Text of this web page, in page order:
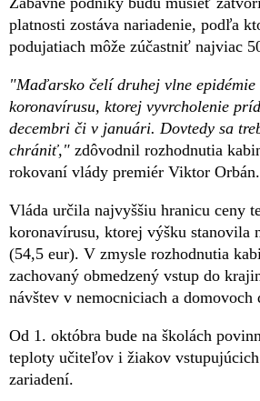
platnosti zostáva nariadenie, podľa
podujatiach môže zúčastniť najviac
"Maďarsko čelí druhej vlne epidémie
koronavírusu, ktorej vyvrcholenie
decembri či v januári. Dovtedy sa
chrániť," zdôvodnil rozhodnutia
rokovaní vlády premiér Viktor Orbán.
Vláda určila najvyššiu hranicu ceny
koronavírusu, ktorej výšku stanovila
(54,5 eur). V zmysle rozhodnutia
zachovaný obmedzený vstup do
návštev v nemocniciach a domovoch
Od 1. októbra bude na školách
teploty učiteľov i žiakov
zariadení.